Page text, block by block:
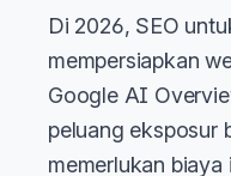
Di 2026, SEO
mempersiapkan
Google AI
peluang eksposur
memerlukan